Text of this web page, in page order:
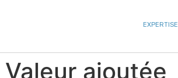
EXPERTISE
Valeur ajoutée